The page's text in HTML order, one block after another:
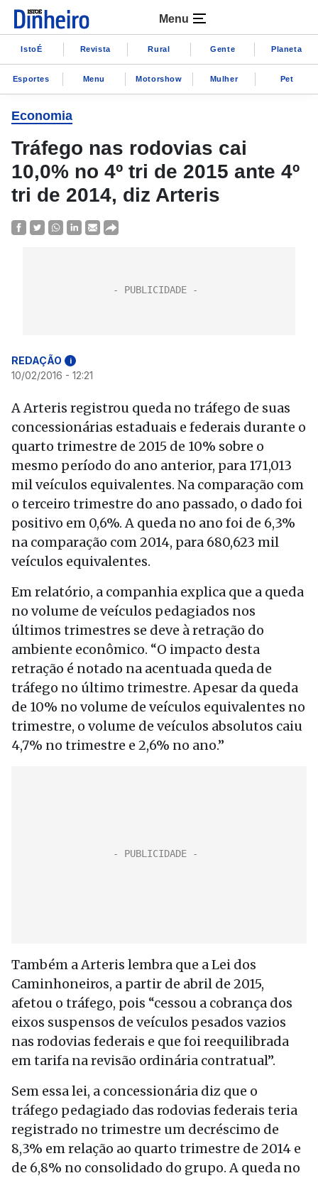
Menu
IstoÉ Revista Rural Gente Planeta
Esportes Menu Motorshow Mulher Pet
Economia
Tráfego nas rodovias cai
10,0% no 4º tri de 2015 ante 4º
tri de 2014, diz Arteris
REDAÇÃO i
10/02/2016 - 12:21
A Arteris registrou queda no tráfego de suas
concessionárias estaduais e federais durante o
quarto trimestre de 2015 de 10% sobre o
mesmo período do ano anterior, para 171,013
mil veículos equivalentes. Na comparação com
o terceiro trimestre do ano passado, o dado foi
positivo em 0,6%. A queda no ano foi de 6,3%
na comparação com 2014, para 680,623 mil
veículos equivalentes.
Em relatório, a companhia explica que a queda
no volume de veículos pedagiados nos
últimos trimestres se deve à retração do
ambiente econômico. “O impacto desta
retração é notado na acentuada queda de
tráfego no último trimestre. Apesar da queda
de 10% no volume de veículos equivalentes no
trimestre, o volume de veículos absolutos caiu
4,7% no trimestre e 2,6% no ano.”
Também a Arteris lembra que a Lei dos
Caminhoneiros, a partir de abril de 2015,
afetou o tráfego, pois “cessou a cobrança dos
eixos suspensos de veículos pesados vazios
nas rodovias federais e que foi reequilibrada
em tarifa na revisão ordinária contratual”.
Sem essa lei, a concessionária diz que o
tráfego pedagiado das rodovias federais teria
registrado no trimestre um decréscimo de
8,3% em relação ao quarto trimestre de 2014 e
de 6,8% no consolidado do grupo. A queda no